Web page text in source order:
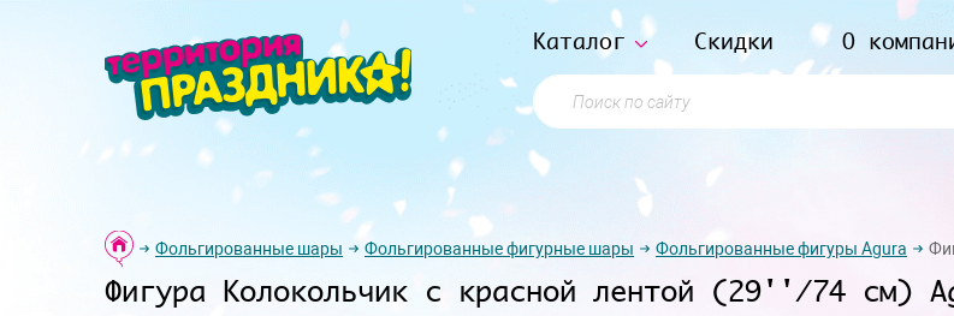
Каталог Скидки О
Поиск по сайту
Фольгированные шары Фольгированные фигурные шары Фольгированные фигуры Agura
Фигура Колокольчик с красной лентой (29''/74 см)